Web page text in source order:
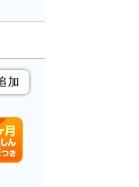
加